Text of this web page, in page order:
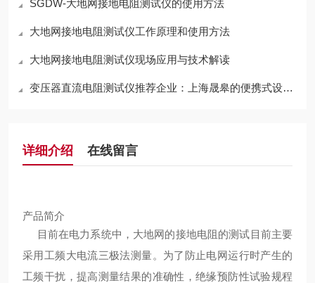
SGDW-大地网接地电阻测试仪的使用方法
大地网接地电阻测试仪工作原理和使用方法
大地网接地电阻测试仪现场应用与技术解读
变压器直流电阻测试仪推荐企业：上海晟皋的便携式设计适配多场景测试
详细介绍 在线留言
产品简介
目前在电力系统中，大地网的接地电阻的测试目前主要
采用工频大电流三极法测量。为了防止电网运行时产生的
工频干扰，提高测量结果的准确性，绝缘预防性试验规程